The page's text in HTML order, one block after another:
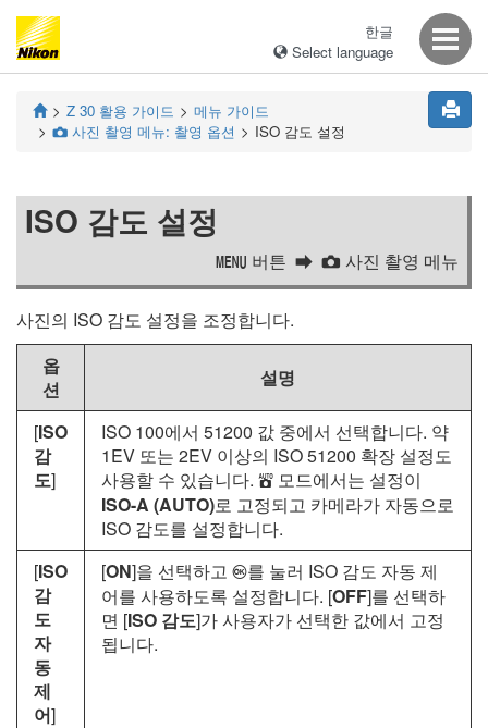
한글
Select language
Z 30 활용 가이드 메뉴 가이드
C 사진 촬영 메뉴: 촬영 옵션 ISO 감도 설정
ISO 감도 설정
G 버튼 C 사진 촬영 메뉴
사진의 ISO 감도 설정을 조정합니다.
옵
션
설명
[ISO
감
도]
ISO 100에서 51200 값 중에서 선택합니다. 약
1EV 또는 2EV 이상의 ISO 51200 확장 설정도
사용할 수 있습니다. b 모드에서는 설정이
ISO-A (AUTO)로 고정되고 카메라가 자동으로
ISO 감도를 설정합니다.
[ISO
감
도
자
동
제
어]
[ON]을 선택하고 J를 눌러 ISO 감도 자동 제
어를 사용하도록 설정합니다. [OFF]를 선택하
면 [ISO 감도]가 사용자가 선택한 값에서 고정
됩니다.